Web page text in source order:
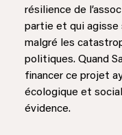
résilience de
partie et qui agisse
malgré les
politiques. Quand
financer ce projet
écologique et
évidence.